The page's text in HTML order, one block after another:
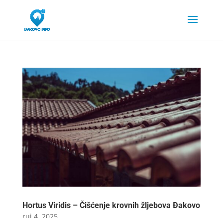
Hortus Viridis – Čišćenje krovnih žljebova Đakovo